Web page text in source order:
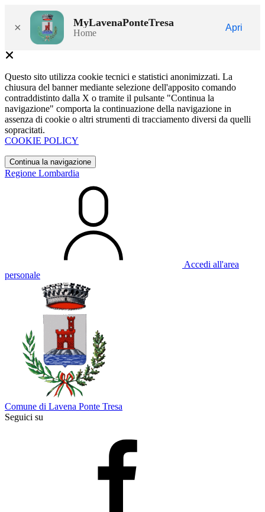
× MyLavenaPonteTresa
Home
Apri
Questo sito utilizza cookie tecnici e statistici anonimizzati. La
chiusura del banner mediante selezione dell'apposito comando
contraddistinto dalla X o tramite il pulsante "Continua la
navigazione" comporta la continuazione della navigazione in
assenza di cookie o altri strumenti di tracciamento diversi da quelli
sopracitati.
COOKIE POLICY
Continua la navigazione
Regione Lombardia
Accedi all'area
personale
Comune di Lavena Ponte Tresa
Seguici su